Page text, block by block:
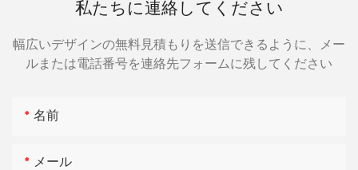
私たちに連絡してください
幅広いデザインの無料見積もりを送信できるように、メー
ルまたは電話番号を連絡先フォームに残してください
名前
メール